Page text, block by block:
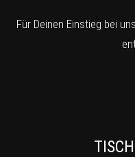
Für Deinen Einstieg bei